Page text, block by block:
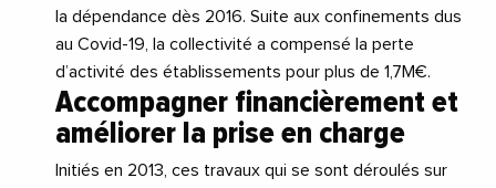
la dépendance dès 2016. Suite aux confinements dus
au Covid-19, la collectivité a compensé la perte
d’activité des établissements pour plus de 1,7M€.
Accompagner financièrement et
améliorer la prise en charge
Initiés en 2013, ces travaux qui se sont déroulés sur